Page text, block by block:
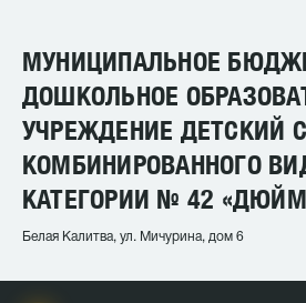
МУНИЦИПАЛЬНОЕ
ДОШКОЛЬНОЕ
УЧРЕЖДЕНИЕ ДЕТСКИЙ
КОМБИНИРОВАННОГО
КАТЕГОРИИ № 42
Белая Калитва, ул. Мичурина, дом 6